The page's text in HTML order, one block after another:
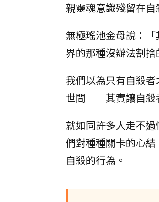
親靈魂意識殘留在
無極瑤池金母說：
界的那種沒辦法割捨
我們以為只有自殺
世間──其實讓自殺
就如同許多人走不
們對種種關卡的心
自殺的行為。